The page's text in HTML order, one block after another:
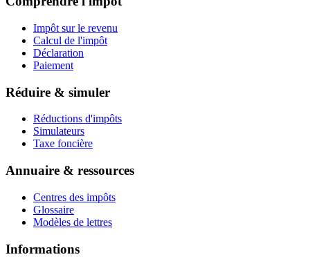
Impôt sur le revenu
Calcul de l'impôt
Déclaration
Paiement
Réduire & simuler
Réductions d'impôts
Simulateurs
Taxe foncière
Annuaire & ressources
Centres des impôts
Glossaire
Modèles de lettres
Informations